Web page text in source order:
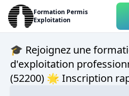
Formation Permis
Exploitation
🎓 Rejoignez une
d'exploitation
(52200) 🌟 Inscription